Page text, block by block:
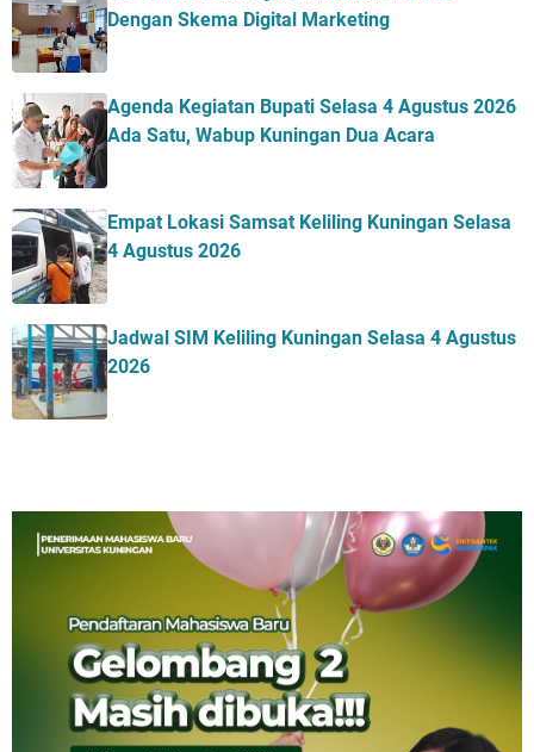
Dengan Skema Digital Marketing
Agenda Kegiatan Bupati Selasa 4 Agustus 2026
Ada Satu, Wabup Kuningan Dua Acara
Empat Lokasi Samsat Keliling Kuningan Selasa
4 Agustus 2026
Jadwal SIM Keliling Kuningan Selasa 4 Agustus
2026